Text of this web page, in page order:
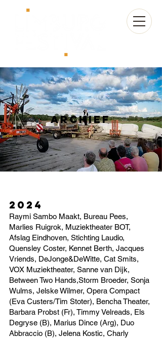
ARchief
2024
Raymi Sambo Maakt, Bureau Pees,
Marlies Ruigrok, Muziektheater BOT,
Afslag Eindhoven, Stichting Laudio,
Quensley Coster, Kennet Berth, Jacques
Vriends, DeJonge&DeWitte, Cat Smits,
VOX Muziektheater, Sanne van Dijk,
Between Two Hands,Storm Broeder, Sonja
Wulms, Jelske Wilmer, Opera Compact
(Eva Custers/Tim Stoter), Bencha Theater,
Barbara Probst (Fr), Timmy Velreads, Els
Degryse (B), Marius Dince (Arg), Duo
Abbraccio (B), Jelena Kostic, Charly